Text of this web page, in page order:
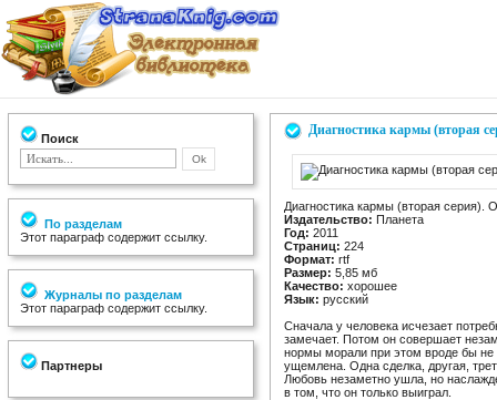
Поиск
По разделам
Этот параграф содержит ссылку.
Журналы по разделам
Этот параграф содержит ссылку.
Партнеры
Диагностика кармы (вторая
Диагностика кармы (вторая серия).
Издательство: Планета
Год: 2011
Страниц: 224
Формат: rtf
Размер: 5,85 мб
Качество: хорошее
Язык: русский
Сначала у человека исчезает
замечает. Потом он совершает
нормы морали при этом вроде бы
ущемлена. Одна сделка, другая,
Любовь незаметно ушла, но
в том, что он только выиграл.